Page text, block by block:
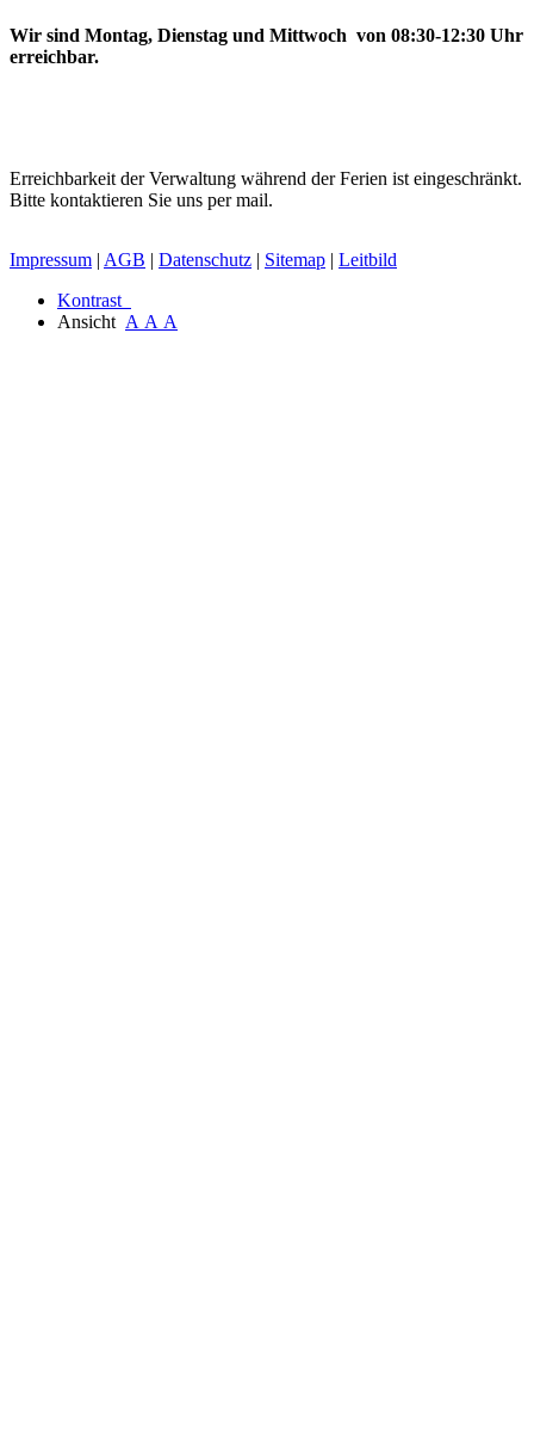
Wir sind Montag, Dienstag und Mittwoch von 08:30-12:30 Uhr
erreichbar.
Erreichbarkeit der Verwaltung während der Ferien ist eingeschränkt.
Bitte kontaktieren Sie uns per mail.
Impressum | AGB | Datenschutz | Sitemap | Leitbild
Kontrast
Ansicht A A A